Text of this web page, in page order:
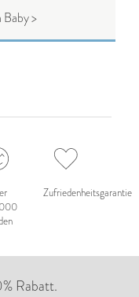
>
Zufriedenheitsgarantie
Rabatt.